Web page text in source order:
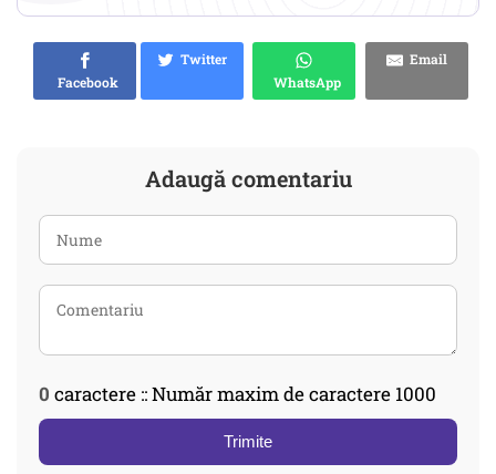
Facebook
Twitter
WhatsApp
Email
Adaugă comentariu
0 caractere :: Număr maxim de caractere 1000
Trimite